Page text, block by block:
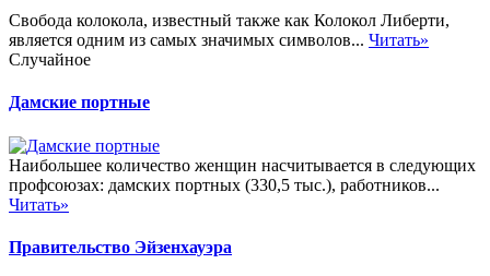
Свобода колокола, известный также как Колокол Либерти,
является одним из самых значимых символов... Читать»
Случайное
Дамские портные
Наибольшее количество женщин насчитывается в следующих
профсоюзах: дамских портных (330,5 тыс.), работников...
Читать»
Правительство Эйзенхауэра